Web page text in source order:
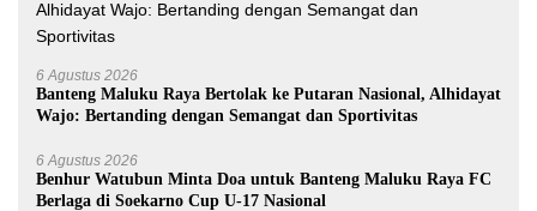
6 Agustus 2026
Banteng Maluku Raya Bertolak ke Putaran Nasional, Alhidayat
Wajo: Bertanding dengan Semangat dan Sportivitas
6 Agustus 2026
Benhur Watubun Minta Doa untuk Banteng Maluku Raya FC
Berlaga di Soekarno Cup U-17 Nasional